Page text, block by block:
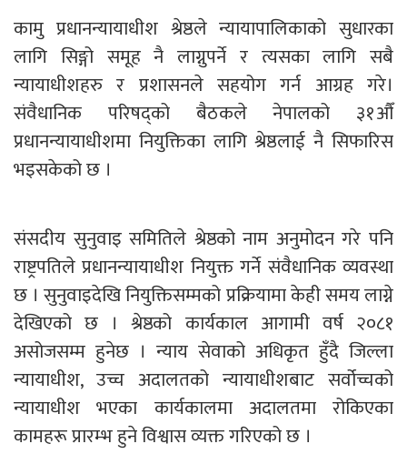
कामु प्रधानन्यायाधीश श्रेष्ठले न्यायापालिकाको सुधारका
लागि सिङ्गो समूह नै लाग्नुपर्ने र त्यसका लागि सबै
न्यायाधीशहरु र प्रशासनले सहयोग गर्न आग्रह गरे।
संवैधानिक परिषद्को बैठकले नेपालको ३१औँ
प्रधानन्यायाधीशमा नियुक्तिका लागि श्रेष्ठलाई नै सिफारिस
भइसकेको छ ।
संसदीय सुनुवाइ समितिले श्रेष्ठको नाम अनुमोदन गरे पनि
राष्ट्रपतिले प्रधानन्यायाधीश नियुक्त गर्ने संवैधानिक व्यवस्था
छ । सुनुवाइदेखि नियुक्तिसम्मको प्रक्रियामा केही समय लाग्ने
देखिएको छ । श्रेष्ठको कार्यकाल आगामी वर्ष २०८१
असोजसम्म हुनेछ । न्याय सेवाको अधिकृत हुँदै जिल्ला
न्यायाधीश, उच्च अदालतको न्यायाधीशबाट सर्वोच्चको
न्यायाधीश भएका कार्यकालमा अदालतमा रोकिएका
कामहरू प्रारम्भ हुने विश्वास व्यक्त गरिएको छ ।